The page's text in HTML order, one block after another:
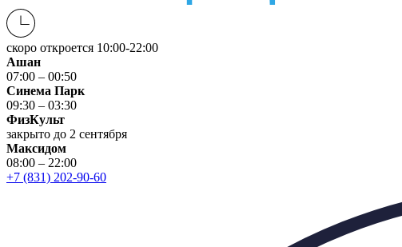
скоро откроется 10:00-22:00
Ашан
07:00 – 00:50
Синема Парк
09:30 – 03:30
ФизКульт
закрыто до 2 сентября
Максидом
08:00 – 22:00
+7 (831) 202-90-60